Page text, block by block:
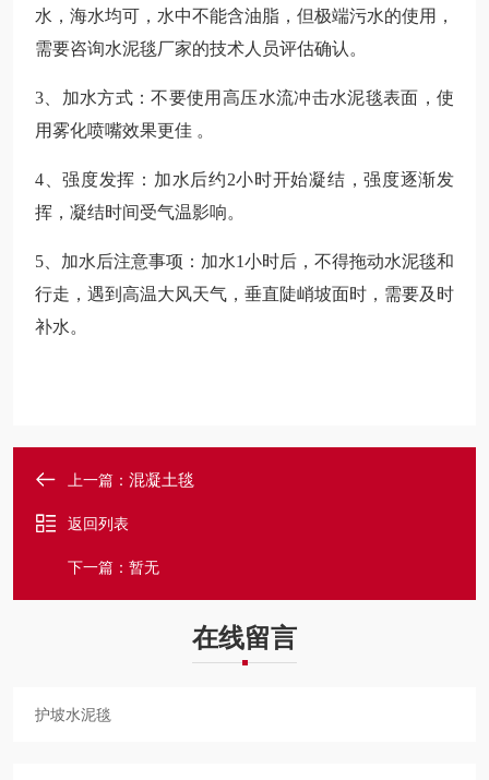
水，海水均可，水中不能含油脂，但极端污水的使用，
需要咨询水泥毯厂家的技术人员评估确认。
3、加水方式：不要使用高压水流冲击水泥毯表面，使
用雾化喷嘴效果更佳 。
4、强度发挥：加水后约2小时开始凝结，强度逐渐发
挥，凝结时间受气温影响。
5、加水后注意事项：加水1小时后，不得拖动水泥毯和
行走，遇到高温大风天气，垂直陡峭坡面时，需要及时
补水。
上一篇： 混凝土毯
返回列表
下一篇：暂无
在线留言